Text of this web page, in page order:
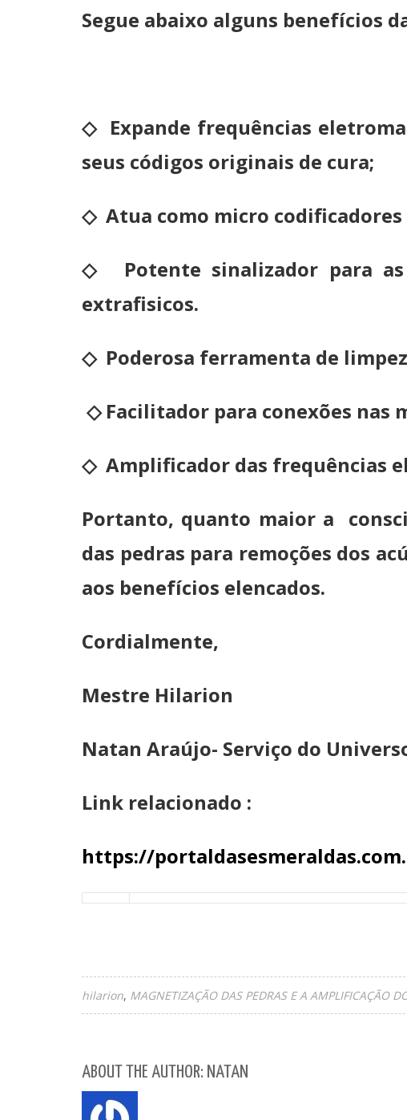
Segue abaixo alguns benefícios
◇Expande frequências
seus códigos originais de cura;
◇Atua como micro codificadores
◇
Potente sinalizador para
extrafisicos.
◇Poderosa ferramenta de
◇Facilitador para conexões nas
◇Amplificador das frequências
Portanto, quanto maior a
das pedras para remoções dos
aos benefícios elencados.
Cordialmente,
Mestre Hilarion
Natan Araújo- Serviço do
Link relacionado :
https://
hilarion MAGNETIZAÇÃO DAS PEDRAS E A AMPLIFICAÇÃO
ABOUT THE AUTHOR: NATAN